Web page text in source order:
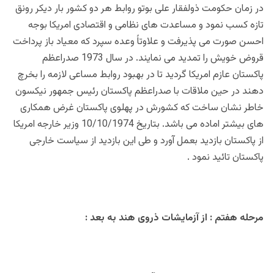
در زمان حکومت ذولفقار علی بوتو روابط هر دو کشور بار دیکر رونق
تازه کسب نمود و مساعدت های نظامی و اقتصادی امریکا بوجه
احسن صورت می پذیرفت و علاوتاً وعده سپرد که معیاد باز پرداخت
قروض خویش را تمدید می نمایند. در سال 1973 صدراعظم
پاکستان عازم امریکا گردید تا در بهبود روابط مساعی لازمه را بخرچ
دهند در حین ملاقات با صدراعظم پاکستان رئیس جمهور نیکسون
خاطر نشان ساخت که کشورش در پهلوی پاکستان غرض همکاری
های بیشتر اماده می باشد. بتاریخ 10/10/1974 وزیر خارجه امریکا
از پاکستان بازدید بعمل آورد و طی این بازدید از سیاست خارجی
پاکستان تائید نمود .
مرحله هفتم : از آزمایشات ذروی هند به بعد :